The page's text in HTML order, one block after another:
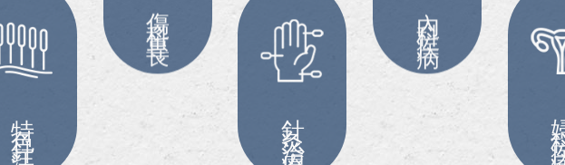
特色針法
傷科專長
針灸治療
內科疾病